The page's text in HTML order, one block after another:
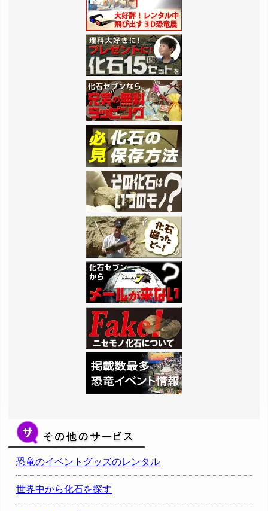
恐竜のイベントグッズのレンタル
世界中から化石を探す